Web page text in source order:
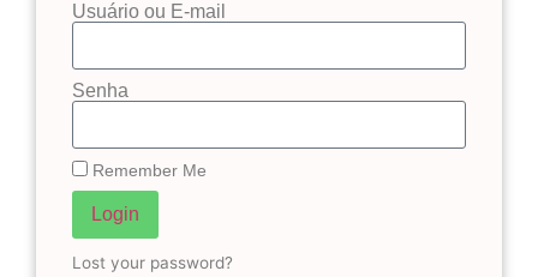
Usuário ou E-mail
Senha
Remember Me
Login
Lost your password?